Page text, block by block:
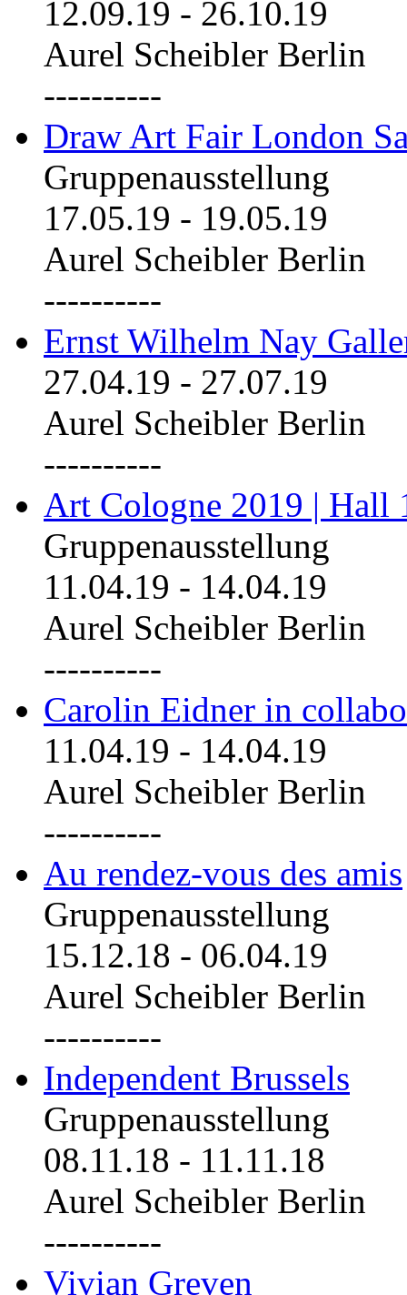
12.09.19 - 26.10.19
Aurel Scheibler Berlin
----------
Draw Art Fair London
Gruppenausstellung
17.05.19 - 19.05.19
Aurel Scheibler Berlin
----------
Ernst Wilhelm Nay
27.04.19 - 27.07.19
Aurel Scheibler Berlin
----------
Art Cologne 2019 | Hall
Gruppenausstellung
11.04.19 - 14.04.19
Aurel Scheibler Berlin
----------
Carolin Eidner in
11.04.19 - 14.04.19
Aurel Scheibler Berlin
----------
Au rendez-vous des amis
Gruppenausstellung
15.12.18 - 06.04.19
Aurel Scheibler Berlin
----------
Independent Brussels
Gruppenausstellung
08.11.18 - 11.11.18
Aurel Scheibler Berlin
----------
Vivian Greven